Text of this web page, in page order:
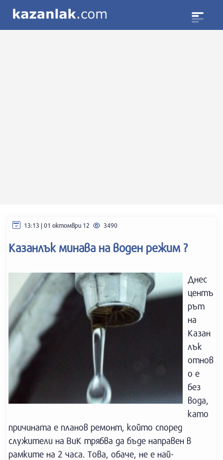
13:13 | 01 октомври 12 3490
Казанлък минава на воден режим ?
Днес
центъ
рът
на
Казан
лък
отнов
о е
без
вода,
като
причината е планов ремонт, който според
служители на ВиК трябва да бъде направен в
рамките на 2 часа. Това, обаче, не е най-